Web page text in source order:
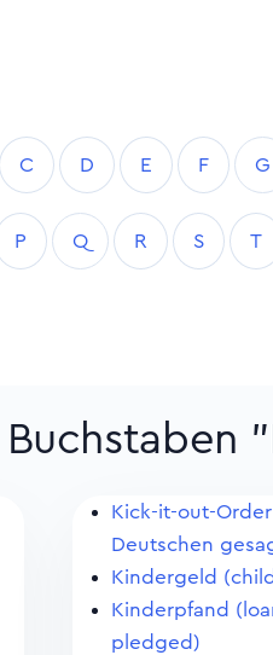
C D E F G
P Q R S T
Kick-it-out-
Deutschen
Kindergeld
Kinderpfand
pledged)